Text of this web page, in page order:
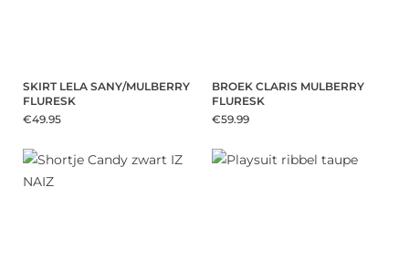
SKIRT LELA SANY/MULBERRY
FLURESK
€49.95
BROEK CLARIS MULBERRY
FLURESK
€59.99